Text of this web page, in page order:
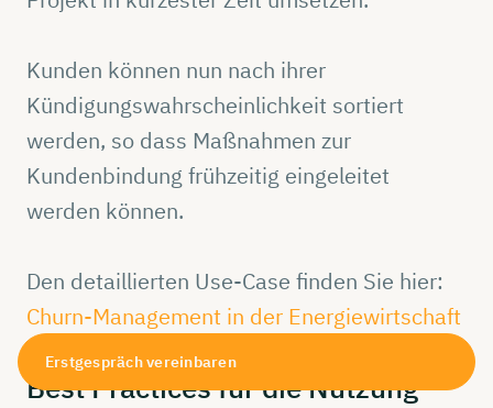
Kunden können nun nach ihrer
Kündigungswahrscheinlichkeit sortiert
werden, so dass Maßnahmen zur
Kundenbindung frühzeitig eingeleitet
werden können.
Den detaillierten Use-Case finden Sie hier:
Churn-Management in der Energiewirtschaft
BestPracticesfür dieNutzung
Erstgespräch vereinbaren